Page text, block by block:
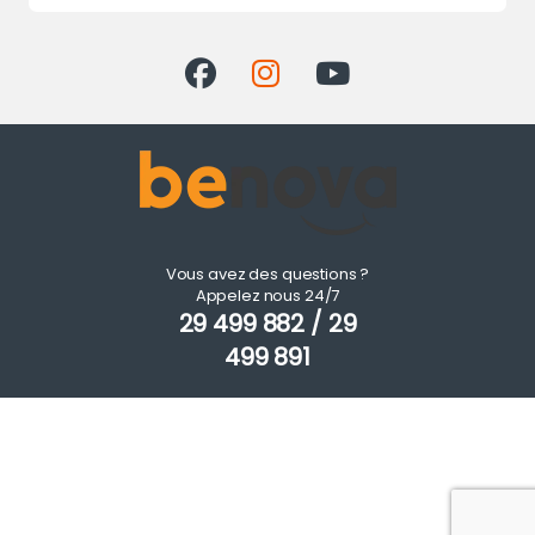
Vous avez des questions ?
Appelez nous 24/7
29 499 882 / 29
499 891